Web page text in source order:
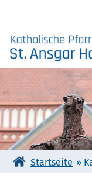
content
Katholische
Startseite »